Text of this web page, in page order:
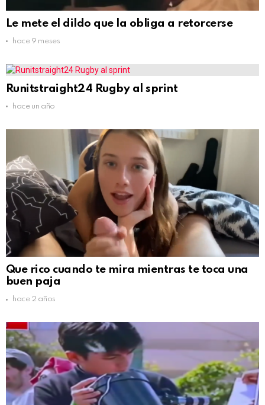
Le mete el dildo que la obliga a retorcerse
hace 9 meses
Runitstraight24 Rugby al sprint
hace un año
Que rico cuando te mira mientras te toca una
buen paja
hace 2 años